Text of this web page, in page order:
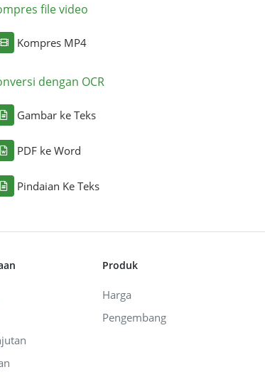
file video
Kompres MP4
dengan OCR
Gambar ke Teks
PDF ke Word
Pindaian Ke Teks
Produk
Harga
Pengembang